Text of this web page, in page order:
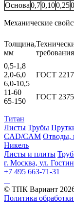
Основа0,70,100,25
Механические
Толщина,
мм
требования
0,5-1,8
ГОСТ
2,0-6,0
6,0-10,5
11-60
ГОСТ
65-150
Титан
Листы Трубы
CAD/CAM Отводы,
Никель
Листы и плиты
г. Москва, ул.
+7 495 663-71-31
© ТПК Вариант
Политика